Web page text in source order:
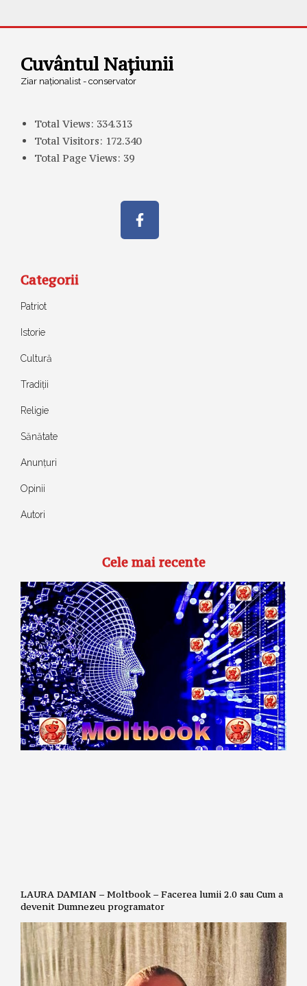
Cuvântul Națiunii
Ziar naționalist - conservator
Total Views: 334.313
Total Visitors: 172.340
Total Page Views: 39
Categorii
Patriot
Istorie
Cultură
Tradiții
Religie
Sănătate
Anunțuri
Opinii
Autori
Cele mai recente
LAURA DAMIAN – Moltbook – Facerea lumii 2.0 sau Cum a
devenit Dumnezeu programator